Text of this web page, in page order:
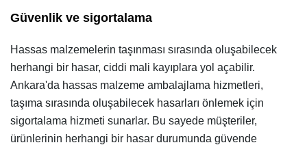
Güvenlik ve sigortalama
Hassas malzemelerin taşınması sırasında oluşabilecek
herhangi bir hasar, ciddi mali kayıplara yol açabilir.
Ankara'da hassas malzeme ambalajlama hizmetleri,
taşıma sırasında oluşabilecek hasarları önlemek için
sigortalama hizmeti sunarlar. Bu sayede müşteriler,
ürünlerinin herhangi bir hasar durumunda güvende